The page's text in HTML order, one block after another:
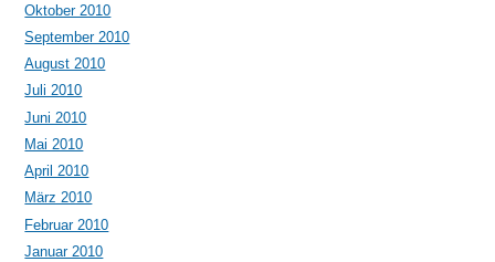
Oktober 2010
September 2010
August 2010
Juli 2010
Juni 2010
Mai 2010
April 2010
März 2010
Februar 2010
Januar 2010